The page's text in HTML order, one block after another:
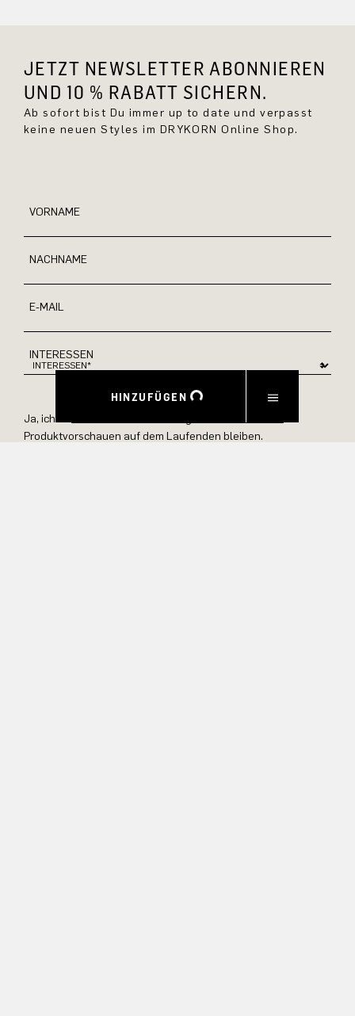
HINZUFÜGEN
JETZT NEWSLETTER ABONNIEREN
UND 10 % RABATT SICHERN.
Ab sofort bist Du immer up to date und verpasst
keine neuen Styles im DRYKORN Online Shop.
VORNAME
NACHNAME
E-MAIL
INTERESSEN
Ja, ich möchte über exklusive Angebote und
Produktvorschauen auf dem Laufenden bleiben.